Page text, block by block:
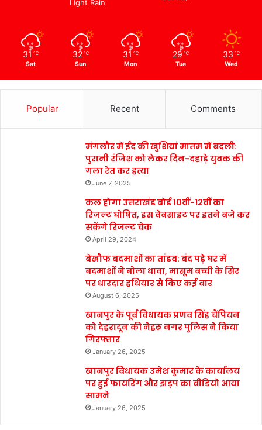
Light Rain
31 ℃
Sat
32 ℃
Sun
31 ℃
Mon
29 ℃
Tue
33 ℃
Wed
Popular Recent Comments
मंगलौर में ईद की खुशियां मातम में बदली:
पुरानी रंजिश को लेकर दिन-दहाड़े युवक की
गला रेत कर हत्या
June 7, 2025
कल होगा उत्तराखंड बोर्ड 10वीं-12वीं का
रिजल्ट घोषित, इस वेबसाइट पर इतने बजे कर
सकेंगे रिजल्ट चेक
April 29, 2024
बेखौफ बदमाशों का तांडव: बंद पड़े घर में
बदमाशों ने बोला धावा, मासूम बच्ची के सिर
पर धारदार हथियार से किए कई वार
August 6, 2025
खानपुर के पूर्व विधायक प्रणव सिंह चैंपियन
को देहरादून की नेहरू नगर पुलिस ने किया
गिरफ्तार
January 26, 2025
खानपुर विधायक उमेश कुमार के कार्यालय
पर हुई फायरिंग और झड़प का वीडियो आया
सामने
January 26, 2025